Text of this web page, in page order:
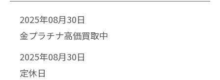
2025年08月30日
金プラチナ高価買取中
2025年08月30日
定休日